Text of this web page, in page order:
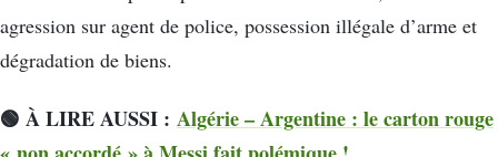
agression sur agent de police, possession illégale d’arme et
dégradation de biens.
🟢 À LIRE AUSSI : Algérie – Argentine : le carton rouge